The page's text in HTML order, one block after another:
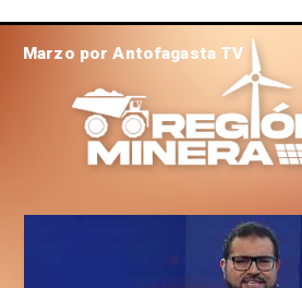
Marzo por Antofagasta TV